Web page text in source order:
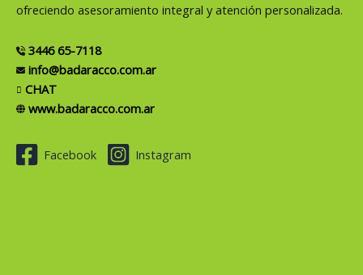
ofreciendo asesoramiento integral y atención personalizada.
3446 65-7118
info@badaracco.com.ar
CHAT
www.badaracco.com.ar
Facebook Instagram